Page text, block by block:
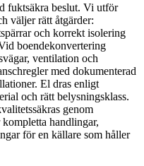
fuktsäkra beslut. Vi utför
väljer rätt åtgärder:
och korrekt isolering
boendekonvertering
ventilation och
med dokumenterad
El dras enligt
och rätt belysningsklass.
genom
handlingar,
för en källare som håller